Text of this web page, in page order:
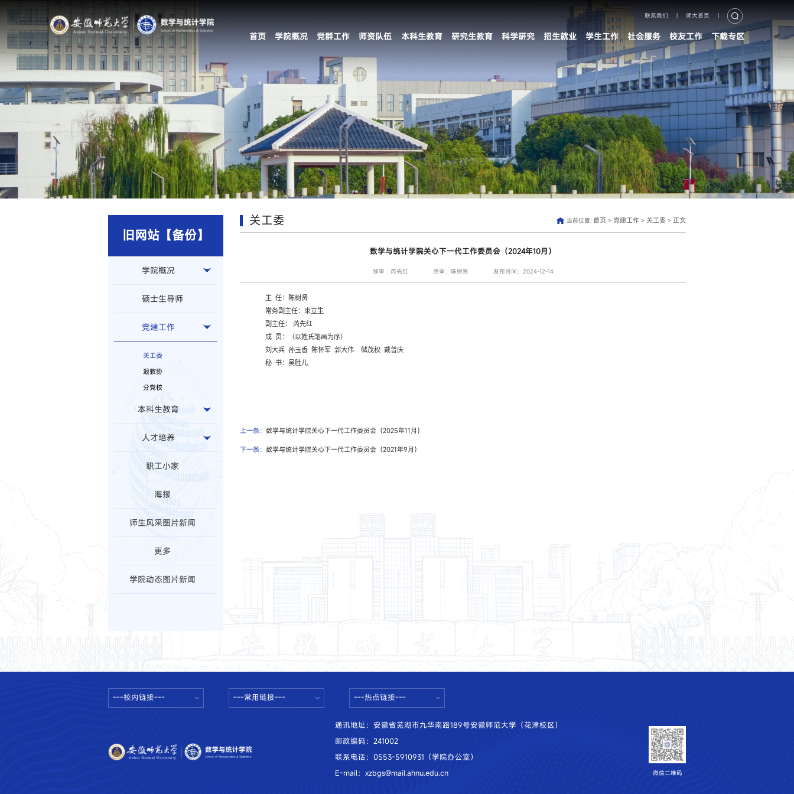
联系我们 师大首页
首页 学院概况 党群工作 师资队伍 本科生教育 研究生教育 科学研究 招生就业 学生工作 社会服务 校友工作 下载专区
旧网站【备份】
学院概况
硕士生导师
党建工作
关工委
退教协
分党校
本科生教育
人才培养
职工小家
海报
师生风采图片新闻
更多
学院动态图片新闻
关工委 当前位置:首页 > 党建工作 > 关工委 >正文
数学与统计学院关心下一代工作委员会（2024年10月）
预审：芮先红 终审：陈树贤 发布时间：2024-12-14
主
任：陈树贤
常务副主任：束立生
副主任：
芮先红
成 员：（以姓氏笔画为序）
刘大兵 孙玉香 陈怀军 郭大伟 储茂权 戴普庆
秘 书：吴胜儿
上一条：数学与统计学院关心下一代工作委员会（2025年11月）
下一条：数学与统计学院关心下一代工作委员会（2021年9月）
---校内链接--- ---常用链接--- ---热点链接---
通讯地址：安徽省芜湖市九华南路189号安徽师范大学（花津校区）
邮政编码：241002
联系电话：0553-5910931（学院办公室）
E-mail：xzbgs@mail.ahnu.edu.cn
微信二维码